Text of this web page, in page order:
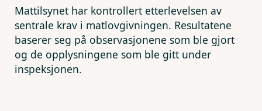
Mattilsynet har kontrollert etterlevelsen av
sentrale krav i matlovgivningen. Resultatene
baserer seg på observasjonene som ble gjort
og de opplysningene som ble gitt under
inspeksjonen.